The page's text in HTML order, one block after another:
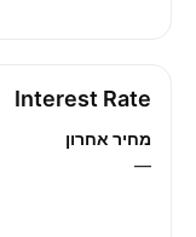
Interest Rate
מחיר אחרון
—